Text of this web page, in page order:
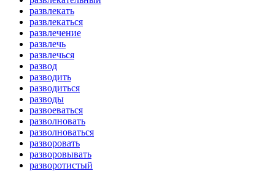
развлекать
развлекаться
развлечение
развлечь
развлечься
развод
разводить
разводиться
разводы
развоеваться
разволновать
разволноваться
разворовать
разворовывать
разворотистый